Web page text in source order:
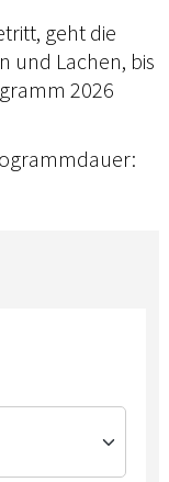
geht die
und Lachen, bis
2026